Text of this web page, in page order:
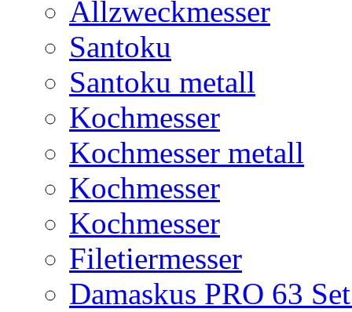
Allzweckmesser
Santoku
Santoku metall
Kochmesser
Kochmesser metall
Kochmesser
Kochmesser
Filetiermesser
Damaskus PRO 63